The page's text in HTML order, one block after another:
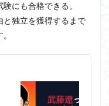
にも合格できる。
と独立を獲得するまで